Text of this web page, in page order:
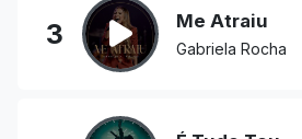
3 Me Atraiu
Gabriela Rocha